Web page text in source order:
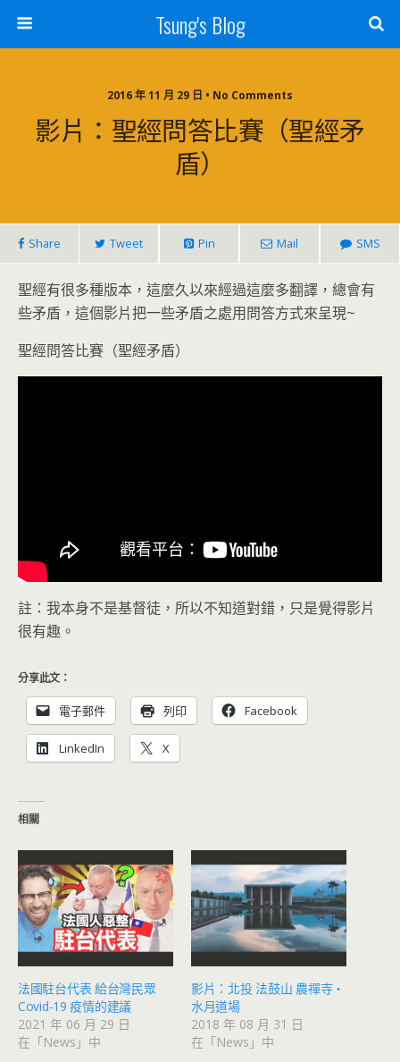
Tsung's Blog
2016 年 11 月 29 日 • No Comments
影片：聖經問答比賽（聖經矛
盾）
Share Tweet Pin Mail SMS
聖經有很多種版本，這麼久以來經過這麼多翻譯，總會有
些矛盾，這個影片把一些矛盾之處用問答方式來呈現~
聖經問答比賽（聖經矛盾）
註：我本身不是基督徒，所以不知道對錯，只是覺得影片
很有趣。
分享此文：
電子郵件 列印 Facebook
LinkedIn X
相關
法國駐台代表 給台灣民眾
Covid-19 疫情的建議
2021 年 06 月 29 日
在「News」中
影片：北投 法鼓山 農禪寺・
水月道場
2018 年 08 月 31 日
在「News」中